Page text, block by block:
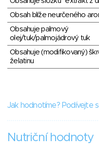
Obsah blíže neurčeného
Obsahuje palmový
olej/tuk/palmojádrový tuk
Obsahuje (modifikovaný)
želatinu
Jak hodnotíme? Podívejte
Nutriční hodnoty